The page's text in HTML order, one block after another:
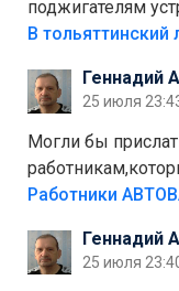
поджигателям
костры,тех надо
ШтрафыГеннадий
25 июля
Могли бы
на предприятии.
Работники
Геннадий
25 июля